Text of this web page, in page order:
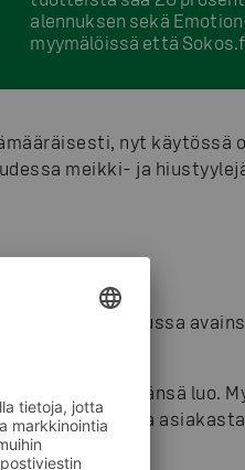
alennuksen sekä
myymälöissä että
nyt käytössä
meikki- ja
Palvelussa
luottomyyjänsä luo.
vaan opastaa